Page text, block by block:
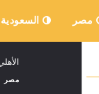
مصر السعودية
مصر